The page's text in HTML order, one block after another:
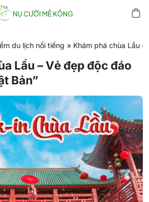
du lịch nổi tiếng » Khám phá chùa Lầu
Lầu – Vẻ đẹp độc đáo
Bản”